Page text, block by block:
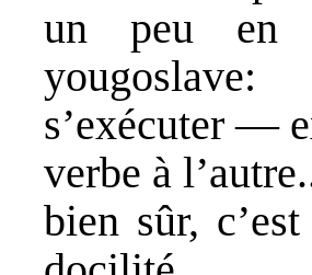
un peu en
yougoslave:
s’exécuter —
verbe à
bien sûr,